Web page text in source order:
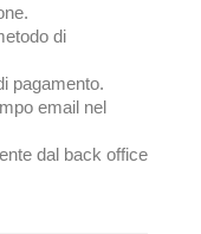
di
pagamento.
email nel
dal back office